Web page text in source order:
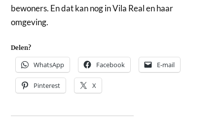
bewoners. En dat kan nog in Vila Real en haar
omgeving.
Delen?
WhatsApp Facebook E-mail
Pinterest X